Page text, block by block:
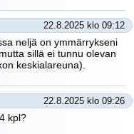
22.8.2025 klo 09:12
neljä on ymmärrykseni
sillä ei tunnu olevan
keskialareuna).
22.8.2025 klo 09:26
kpl?